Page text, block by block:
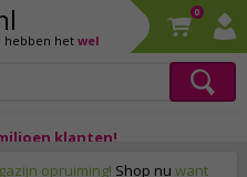
hebben het wel
0
opruiming! Shop nu want